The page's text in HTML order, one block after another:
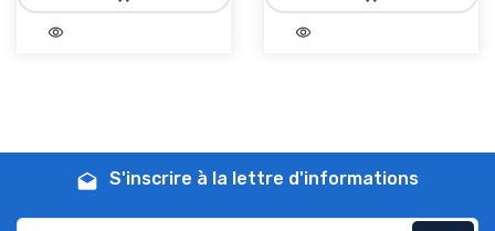
add_shopping_cartvisibility add_shopping_cartvisibility
drafts S'inscrire à la lettre d'informations